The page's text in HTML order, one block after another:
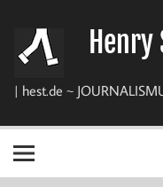
springen
| hest.de ~